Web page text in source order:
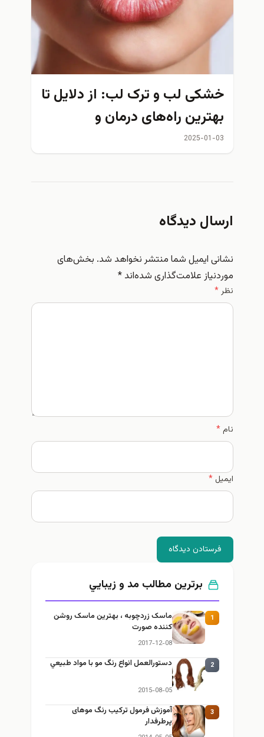
خشکی لب و ترک لب: از دلایل تا
بهترین راه‌های درمان و
پیشگیری
2025-01-03
ارسال دیدگاه
نشانی ایمیل شما منتشر نخواهد شد. بخش‌های
موردنیاز علامت‌گذاری شده‌اند*
نظر*
نام*
ایمیل*
فرستادن دیدگاه
برترین مطالب مد و زيبايي
1
ماسک زردچوبه ، بهترین ماسک روشن
کننده صورت
2017-12-08
2 دستورالعمل انواع رنگ مو با مواد طبيعي
2015-08-05
3
آموزش فرمول ترکیب رنگ موهای
پرطرفدار